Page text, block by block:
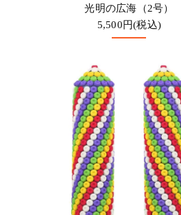
光明の広海（2号）
5,500円(税込)